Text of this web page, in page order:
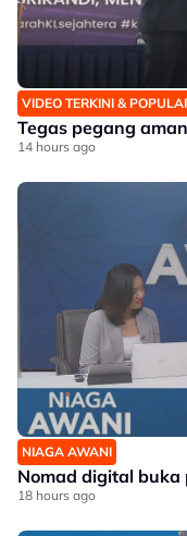
VIDEO TERKINI &
Tegas pegang
14 hours ago
NIAGA AWANI
Nomad digital buka
18 hours ago